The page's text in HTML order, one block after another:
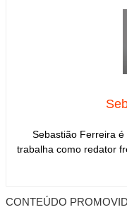
Sebastião Ferreira é
trabalha como redator